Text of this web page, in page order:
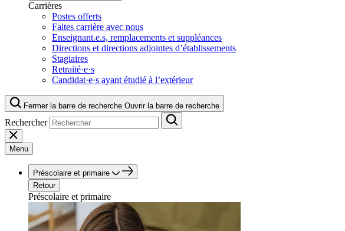
Carrières
Postes offerts
Faites carrière avec nous
Enseignant.e.s, remplacements et suppléances
Directions et directions adjointes d’établissements
Stagiaires
Retraité·e·s
Candidat·e·s ayant étudié à l’extérieur
Fermer la barre de recherche Ouvrir la barre de recherche
Rechercher
Menu
Préscolaire et primaire
Retour
Préscolaire et primaire